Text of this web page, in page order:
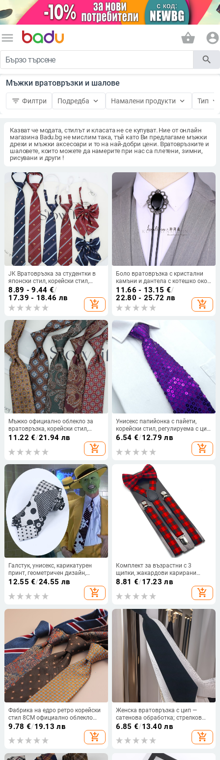
menu shopping_basket account_circle
search
Мъжки вратовръзки и шалове
filter_list Филтри Подредба keyboard_arrow_down Намалени продукти keyboard_arrow_down Тип keyboard_arrow_down
Казват че модата, стилът и класата не се купуват. Ние от онлайн
магазина Badu.bg не мислим така, тъй като Ви предлагаме мъжки
дрехи и мъжки аксесоари и то на най-добри цени. Вратовръзките и
шаловете, които можете да намерите при нас са плетени, зимни,
рисувани и други !
JK Вратовръзка за студентки в
японски стил, корейски стил,
колежански стил, цип, без възли,
униформа, аксесоари за
униформи, панделка, модерно
червено
8.89 - 9.44 €/
17.39 - 18.46 лв
add_shopping_cart
Боло вратовръзка с кристални
камъни и дантела с котешко око,
унисекс, плосък връх,
ромбовиден геометричен модел
11.66 - 13.15 €/
22.80 - 25.72 лв
add_shopping_cart
Мъжко официално облекло за
вратовръзка, корейски стил,
британски бизнес джентълмен,
европейски и американски стил,
кафяво каки, бизнес облекло, 8
11.22 €/21.94 лв
add_shopping_cart
Унисекс папийонка с пайети,
корейски стил, регулируема с цип,
без възел
6.54 €/12.79 лв
add_shopping_cart
Галстук, унисекс, карикатурен
принт, геометричен дизайн,
жаккардова полиестер-сатен
12.55 €/24.55 лв
add_shopping_cart
Комплект за възрастни с 3
щипки, жакардови карирани
тиранти и папионки, унисекс,
колокационна каишка
8.81 €/17.23 лв
add_shopping_cart
Фабрика на едро ретро корейски
стил 8CM официално облекло
кафява вратовръзка мъжки
бизнес професионална работа
ръчна изработка трансгранична
9.78 €/19.13 лв
add_shopping_cart
Женска вратовръзка с цип —
сатенова обработка; стрелков
стил; дизайн с цип; полиестерно
влакно; подплата полиестерна
6.85 €/13.40 лв
add_shopping_cart